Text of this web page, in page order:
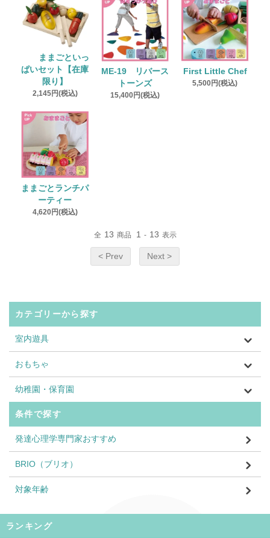
ままごといっ
ぱいセット【在庫
限り】
2,145円(税込)
ME-19 リバース
トーンズ
15,400円(税込)
First Little Chef
5,500円(税込)
ままごとランチパ
ーティー
4,620円(税込)
全 13 商品 1 - 13 表示
< Prev Next >
カテゴリーから探す
室内遊具
おもちゃ
幼稚園・保育園
条件で探す
発達心理学専門家おすすめ
BRIO（ブリオ）
対象年齢
ランキング